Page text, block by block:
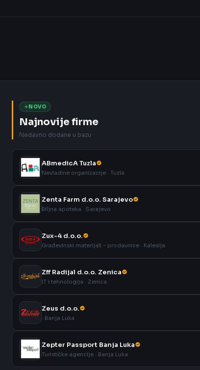
NOVO
Najnovije firme
Nedavno dodane u bazu
ABmedicA Tuzla
Nevladine organizacije · Tuzla
Zenta Farm d.o.o. Sarajevo
Biljna apoteka · Sarajevo
Zux-4 d.o.o.
Građevinski materijali - prodavnice · Kalesija
Zff Radijal d.o.o. Zenica
IT i tehnologija · Zenica
Zeus d.o.o.
· Banja Luka
Zepter Passport Banja Luka
Turističke agencije · Banja Luka